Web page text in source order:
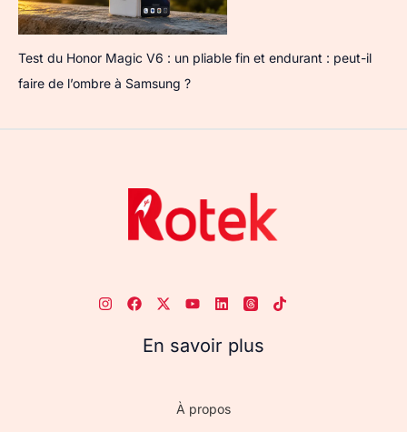
Test du Honor Magic V6 : un pliable fin et endurant : peut-il
faire de l’ombre à Samsung ?
En savoir plus
À propos